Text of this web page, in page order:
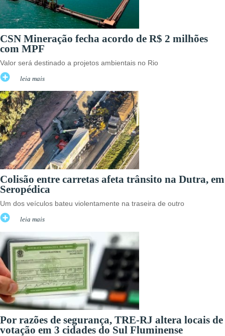
CSN Mineração fecha acordo de R$ 2 milhões
com MPF
Valor será destinado a projetos ambientais no Rio
leia mais
Colisão entre carretas afeta trânsito na Dutra, em
Seropédica
Um dos veículos bateu violentamente na traseira de outro
leia mais
Por razões de segurança, TRE-RJ altera locais de
votação em 3 cidades do Sul Fluminense